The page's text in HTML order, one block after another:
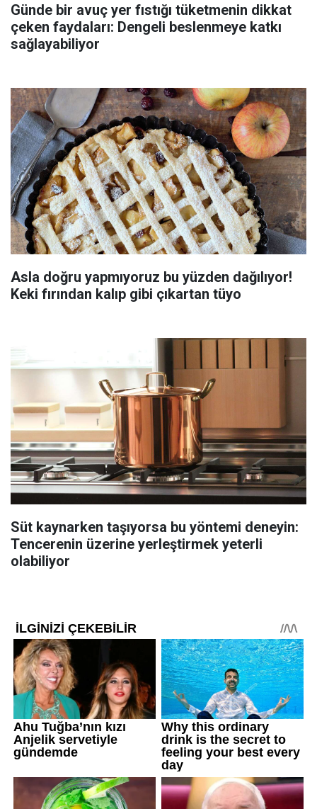
Günde bir avuç yer fıstığı tüketmenin dikkat
çeken faydaları: Dengeli beslenmeye katkı
sağlayabiliyor
Asla doğru yapmıyoruz bu yüzden dağılıyor!
Keki fırından kalıp gibi çıkartan tüyo
Süt kaynarken taşıyorsa bu yöntemi deneyin:
Tencerenin üzerine yerleştirmek yeterli
olabiliyor